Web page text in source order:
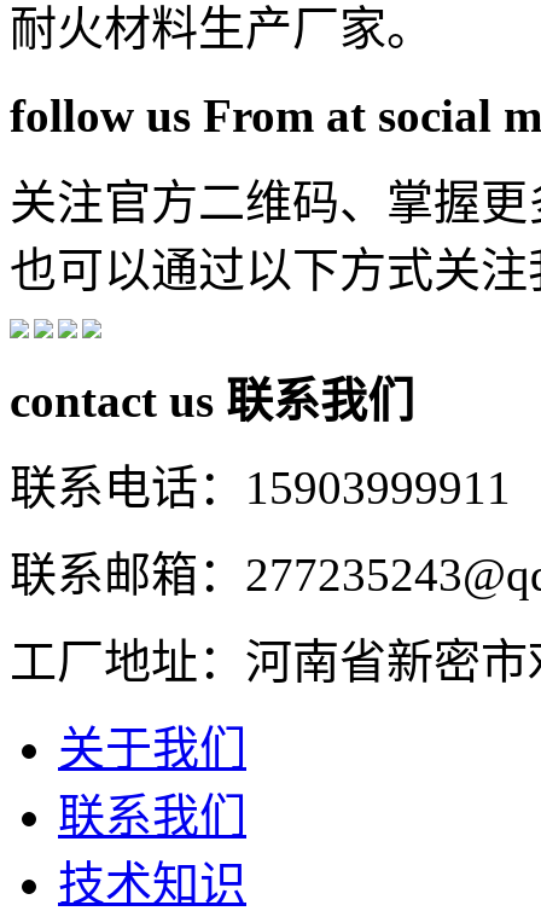
耐火材料生产厂家。
follow us From at social
关注官方二维码、掌握
也可以通过以下方式关注
contact us 联系我们
联系电话：15903999911
联系邮箱：
工厂地址：河南省新密
关于我们
联系我们
技术知识